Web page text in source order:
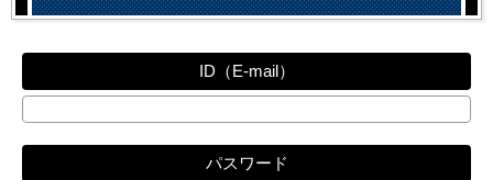
ID（E-mail）
パスワード